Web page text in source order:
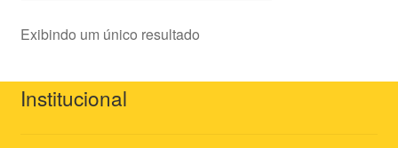
Exibindo um único resultado
Institucional